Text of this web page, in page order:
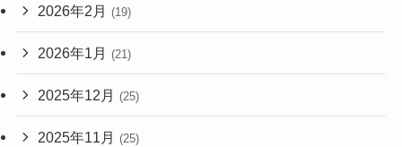
2026年2月 (19)
2026年1月 (21)
2025年12月 (25)
2025年11月 (25)